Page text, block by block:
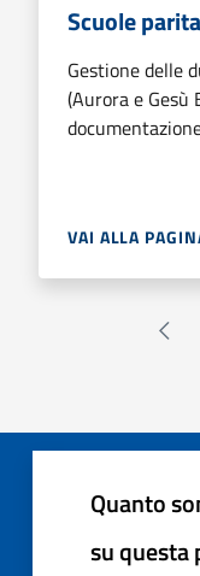
Scuole
Gestione delle
(Aurora e Gesù
VAI ALLA
Quanto
su questa